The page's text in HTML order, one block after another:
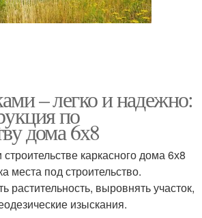
– легко и надежно:
по
дома 6х8
каркасного дома 6х8
места под строительство.
растительность, выровнять участок,
изыскания.